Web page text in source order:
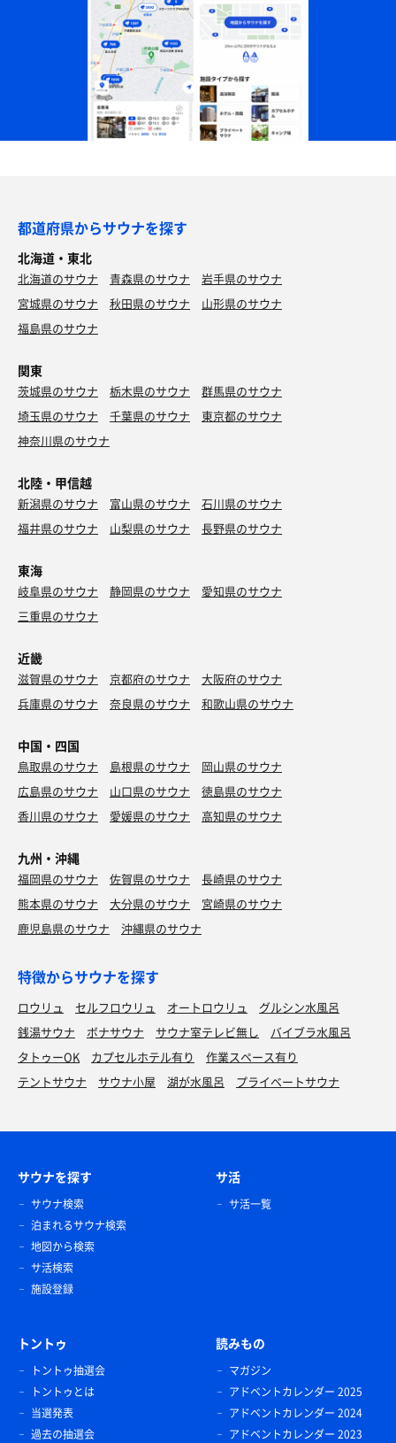
都道府県からサウナを探す
北海道・東北
北海道のサウナ 青森県のサウナ
岩手県のサウナ
宮城県のサウナ
秋田県のサウナ
山形県のサウナ
福島県のサウナ
関東
茨城県のサウナ 栃木県のサウナ
群馬県のサウナ
埼玉県のサウナ
千葉県のサウナ
東京都のサウナ
神奈川県のサウナ
北陸・甲信越
新潟県のサウナ 富山県のサウナ
石川県のサウナ
福井県のサウナ
山梨県のサウナ 長野県のサウナ
東海
岐阜県のサウナ 静岡県のサウナ
愛知県のサウナ
三重県のサウナ
近畿
滋賀県のサウナ 京都府のサウナ
大阪府のサウナ
兵庫県のサウナ
奈良県のサウナ 和歌山県のサウナ
中国・四国
鳥取県のサウナ 島根県のサウナ
岡山県のサウナ
広島県のサウナ
山口県のサウナ
徳島県のサウナ
香川県のサウナ
愛媛県のサウナ 高知県のサウナ
九州・沖縄
福岡県のサウナ 佐賀県のサウナ
長崎県のサウナ
熊本県のサウナ
大分県のサウナ
宮崎県のサウナ
鹿児島県のサウナ
沖縄県のサウナ
特徴からサウナを探す
ロウリュ セルフロウリュ オートロウリュ
グルシン水風呂
銭湯サウナ
ボナサウナ サウナ室テレビ無し
バイブラ水風呂
タトゥーOK
カプセルホテル有り
作業スペース有り
テントサウナ
サウナ小屋 湖が水風呂 プライベートサウナ
サウナを探す
サウナ検索
泊まれるサウナ検索
地図から検索
サ活検索
施設登録
サ活
サ活一覧
トントゥ
トントゥ抽選会
トントゥとは
当選発表
過去の抽選会
読みもの
マガジン
アドベントカレンダー 2025
アドベントカレンダー 2024
アドベントカレンダー 2023